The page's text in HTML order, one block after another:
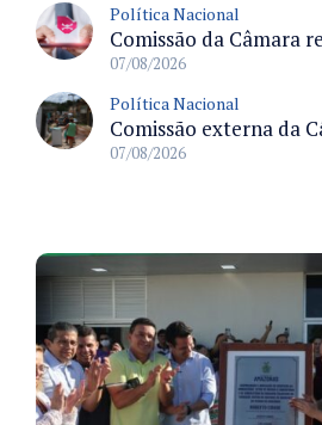
Política Nacional
07/08/2026
Política Nacional
07/08/2026